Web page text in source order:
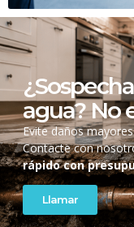
agua? No
Evite daños
Contacte con
rápido con
Llamar